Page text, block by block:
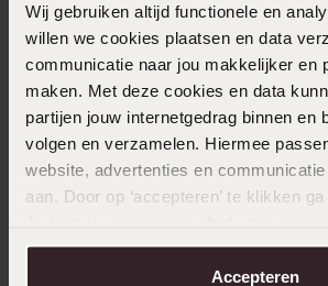
Wij gebruiken altijd functionele en
willen we cookies plaatsen en data
communicatie naar jou makkelijker en
maken. Met deze cookies en data
partijen jouw internetgedrag binnen en
volgen en verzamelen. Hiermee
website, advertenties en
aan. Door op ‘accepteren’ te klikken
over in onscookiebeleid.
Accepteren
Ook leuk voor jou